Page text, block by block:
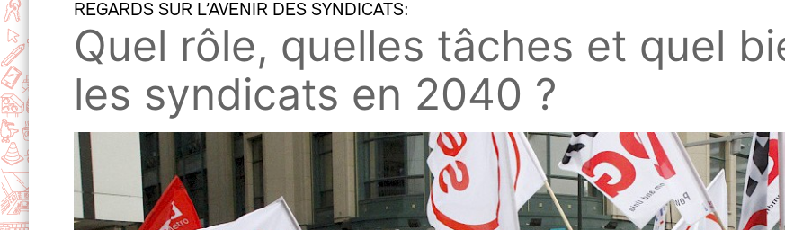
REGARDS SUR L’AVENIR DES SYNDICATS:
Quel rôle, quelles tâches et quel
les syndicats en 2040 ?